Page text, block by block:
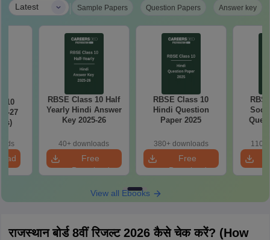
Latest | Sample Papers Question Papers Answer key
10
27
RBSE Class 10 Half
Yearly Hindi Answer
Key 2025-26
40+ downloads
Free
Download
RBSE Class 10
Hindi Question
Paper 2025
380+ downloads
Free
Download
110+
View all Ebooks
राजस्थान बोर्ड 8वीं रिजल्ट 2026 कैसे चेक करें? (How